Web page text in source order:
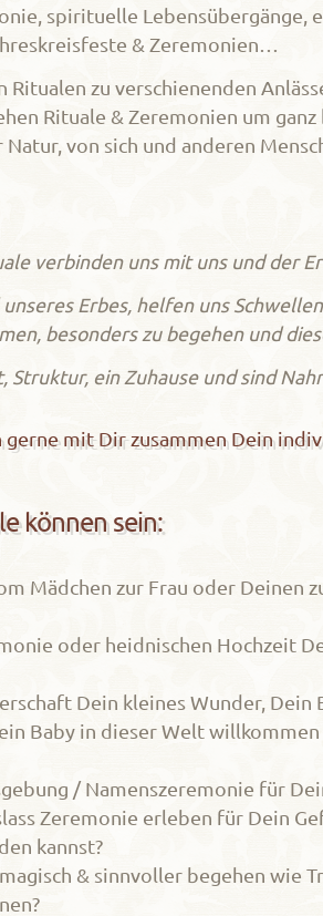
spirituelle Lebensübergänge,
& Zeremonien…
zu verschienenden
Rituale & Zeremonien um
von sich und anderen
verbinden uns mit uns und der
unseres Erbes, helfen uns
besonders zu begehen und
Struktur, ein Zuhause und sind
mit Dir zusammen Dein
können sein:
Mädchen zur Frau oder Deinen
oder heidnischen Hochzeit
Dein kleines Wunder,
Baby in dieser Welt
/ Namenszeremonie für
Zeremonie erleben für Dein
kannst?
& sinnvoller begehen wie